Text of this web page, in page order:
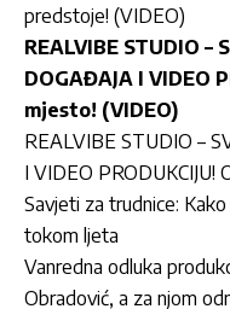
predstoje! (VIDEO)
REALVIBE STUDIO –
DOGAĐAJA I VIDEO
mjesto! (VIDEO)
REALVIBE STUDIO –
I VIDEO PRODUKCIJU!
Savjeti za trudnice:
tokom ljeta
Vanredna odluka
Obradović, a za njom